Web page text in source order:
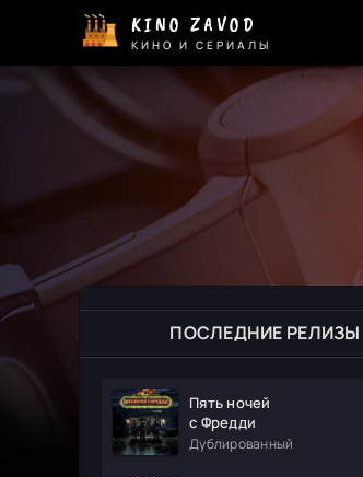
KINO ZAVOD
КИНО И СЕРИАЛЫ
ПОСЛЕДНИЕ РЕЛИЗЫ
Пять ночей
с Фредди
Дублированный